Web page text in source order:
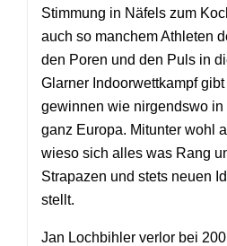
Stimmung in Näfels zum
auch so manchem Athleten
den Poren und den Puls in
Glarner Indoorwettkampf
gewinnen wie nirgendswo
ganz Europa. Mitunter wohl
wieso sich alles was Rang
Strapazen und stets neuen
stellt.
Jan Lochbihler verlor bei